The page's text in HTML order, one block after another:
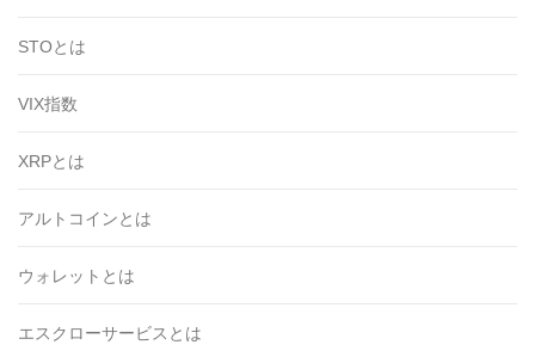
STOとは
VIX指数
XRPとは
アルトコインとは
ウォレットとは
エスクローサービスとは